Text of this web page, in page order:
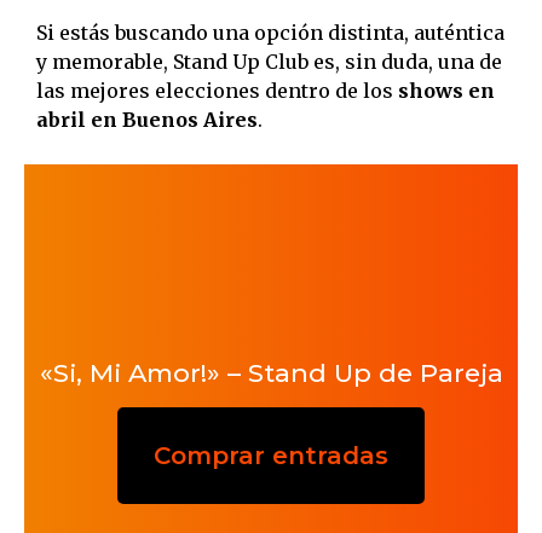
Si estás buscando una opción distinta, auténtica
y memorable, Stand Up Club es, sin duda, una de
las mejores elecciones dentro de los shows en
abril en Buenos Aires.
«Si, Mi Amor!» – Stand Up de Pareja
Comprar entradas